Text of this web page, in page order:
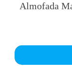
Almofada